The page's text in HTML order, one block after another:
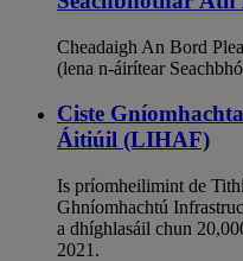
Cheadaigh An Bord
(lena n-áirítear
Ciste
Áitiúil (LIHAF)
Is príomheilimint de
Ghníomhachtú
a dhíghlasáil chun
2021.